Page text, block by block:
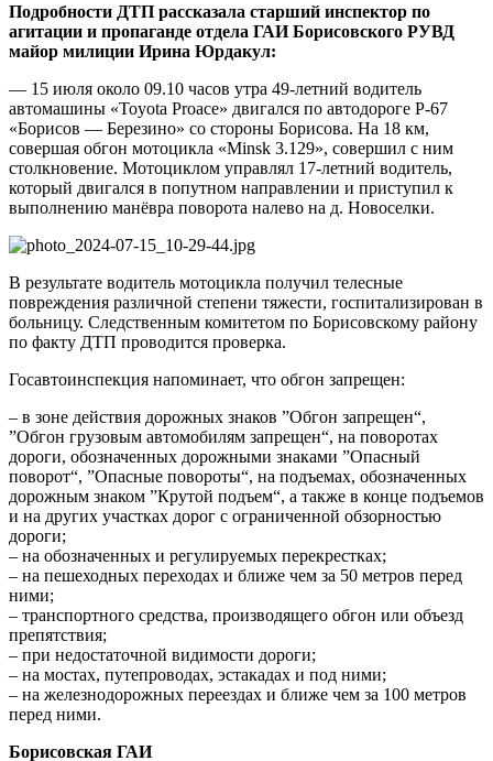
Подробности ДТП рассказала старший инспектор по
агитации и пропаганде отдела ГАИ Борисовского РУВД
майор милиции Ирина Юрдакул:
— 15 июля около 09.10 часов утра 49-летний водитель
автомашины «Toyota Proace» двигался по автодороге Р-67
«Борисов — Березино» со стороны Борисова. На 18 км,
совершая обгон мотоцикла «Minsk 3.129», совершил с ним
столкновение. Мотоциклом управлял 17-летний водитель,
который двигался в попутном направлении и приступил к
выполнению манёвра поворота налево на д. Новоселки.
В результате водитель мотоцикла получил телесные
повреждения различной степени тяжести, госпитализирован в
больницу. Следственным комитетом по Борисовскому району
по факту ДТП проводится проверка.
Госавтоинспекция напоминает, что обгон запрещен:
– в зоне действия дорожных знаков ”Обгон запрещен“,
”Обгон грузовым автомобилям запрещен“, на поворотах
дороги, обозначенных дорожными знаками ”Опасный
поворот“, ”Опасные повороты“, на подъемах, обозначенных
дорожным знаком ”Крутой подъем“, а также в конце подъемов
и на других участках дорог с ограниченной обзорностью
дороги;
– на обозначенных и регулируемых перекрестках;
– на пешеходных переходах и ближе чем за 50 метров перед
ними;
– транспортного средства, производящего обгон или объезд
препятствия;
– при недостаточной видимости дороги;
– на мостах, путепроводах, эстакадах и под ними;
– на железнодорожных переездах и ближе чем за 100 метров
перед ними.
Борисовская ГАИ